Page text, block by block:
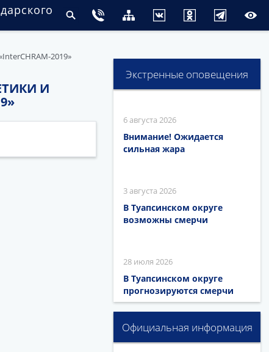
2019»
И
Экстренные оповещения
6 августа 2026
Внимание! Ожидается
сильная жара
3 августа 2026
В Туапсинском округе
возможны смерчи
28 июля 2026
В Туапсинском округе
прогнозируются смерчи
Официальная информация